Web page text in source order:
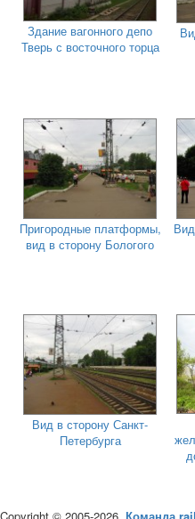
Здание вагонного депо
Тверь с восточного торца
Пригородные платформы,
вид в сторону Бологого
Вид в сторону Санкт-
Петербурга